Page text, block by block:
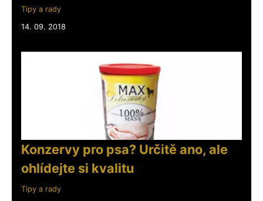
Tipy a rady
14. 09. 2018
Konzervy pro psa? Určitě ano, ale
ohlídejte si kvalitu
Tipy a rady